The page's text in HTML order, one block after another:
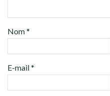
Nom*
E-mail*